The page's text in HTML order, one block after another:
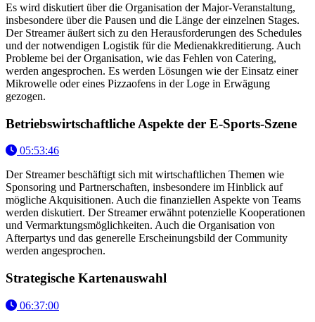
Es wird diskutiert über die Organisation der Major-Veranstaltung,
insbesondere über die Pausen und die Länge der einzelnen Stages.
Der Streamer äußert sich zu den Herausforderungen des Schedules
und der notwendigen Logistik für die Medienakkreditierung. Auch
Probleme bei der Organisation, wie das Fehlen von Catering,
werden angesprochen. Es werden Lösungen wie der Einsatz einer
Mikrowelle oder eines Pizzaofens in der Loge in Erwägung
gezogen.
Betriebswirtschaftliche Aspekte der E-Sports-Szene
05:53:46
Der Streamer beschäftigt sich mit wirtschaftlichen Themen wie
Sponsoring und Partnerschaften, insbesondere im Hinblick auf
mögliche Akquisitionen. Auch die finanziellen Aspekte von Teams
werden diskutiert. Der Streamer erwähnt potenzielle Kooperationen
und Vermarktungsmöglichkeiten. Auch die Organisation von
Afterpartys und das generelle Erscheinungsbild der Community
werden angesprochen.
Strategische Kartenauswahl
06:37:00